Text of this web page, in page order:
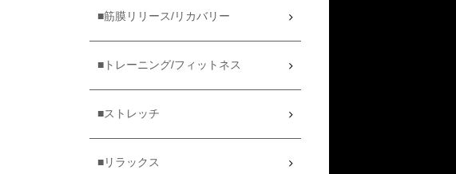
■筋膜リリース/リカバリー
■トレーニング/フィットネス
■ストレッチ
■リラックス